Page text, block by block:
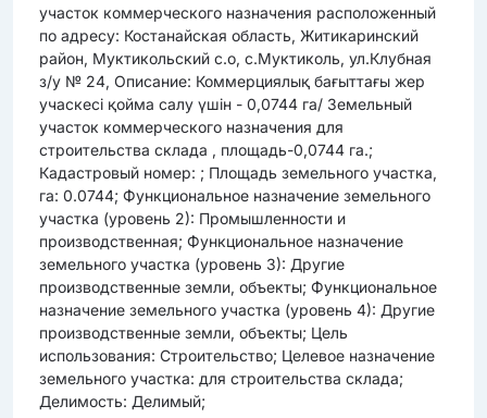
участок коммерческого назначения расположенный
по адресу: Костанайская область, Житикаринский
район, Муктикольский с.о, с.Муктиколь, ул.Клубная
з/у № 24, Описание: Коммерциялық бағыттағы жер
учаскесі қойма салу үшін - 0,0744 га/ Земельный
участок коммерческого назначения для
строительства склада , площадь-0,0744 га.;
Кадастровый номер: ; Площадь земельного участка,
га: 0.0744; Функциональное назначение земельного
участка (уровень 2): Промышленности и
производственная; Функциональное назначение
земельного участка (уровень 3): Другие
производственные земли, объекты; Функциональное
назначение земельного участка (уровень 4): Другие
производственные земли, объекты; Цель
использования: Строительство; Целевое назначение
земельного участка: для строительства склада;
Делимость: Делимый;